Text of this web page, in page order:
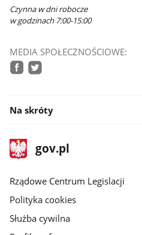
Czynna w dni robocze
w godzinach 7:00-15:00
MEDIA SPOŁECZNOŚCIOWE:
Na skróty
stopka
gov.plStrona
gov.pl
Rządowe Centrum Legislacji
Polityka cookies
Służba cywilna